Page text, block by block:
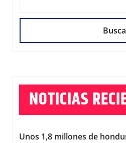
NOTICIAS
Unos 1,8 millones de